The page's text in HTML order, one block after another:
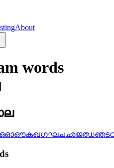
About
words
ഓഔകഖഗഘചഛജഝഞട